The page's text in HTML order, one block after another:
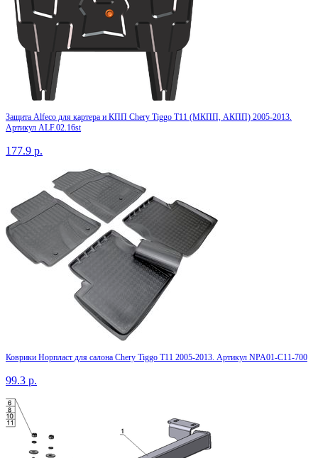
Защита Alfeco для картера и КПП Chery Tiggo T11 (МКПП, АКПП) 2005-2013.
Артикул ALF.02.16st
177.9 р.
Коврики Норпласт для салона Chery Tiggo Т11 2005-2013. Артикул NPA01-C11-700
99.3 р.